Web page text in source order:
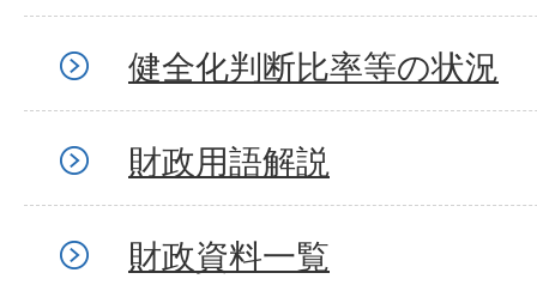
健全化判断比率等の状況
財政用語解説
財政資料一覧